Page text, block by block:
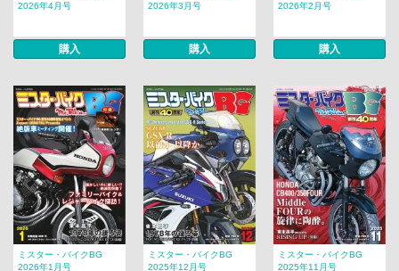
2026年4月号
購入
2026年3月号
購入
2026年2月号
購入
ミスター・バイクBG
2026年1月号
ミスター・バイクBG
2025年12月号
ミスター・バイクBG
2025年11月号